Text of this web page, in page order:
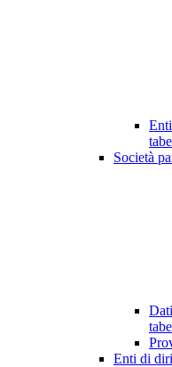
Società
Enti di